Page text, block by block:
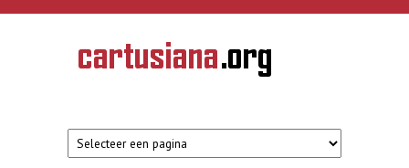
Overslaan en naar de inhoud gaan
CARTUSIANA
Geschiedenis
van de